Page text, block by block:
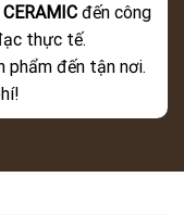
đến công
thực tế.
phẩm đến tận nơi.